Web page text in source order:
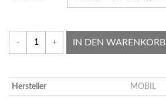
- + IN DEN WARENKORB
Hersteller MOBIL